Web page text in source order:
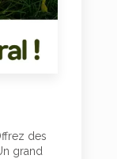
des
grand